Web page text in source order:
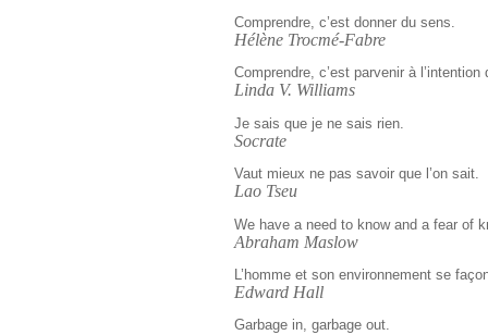
Comprendre, c’est donner du sens.
Hélène Trocmé-Fabre
Comprendre, c’est parvenir à
Linda V. Williams
Je sais que je ne sais rien.
Socrate
Vaut mieux ne pas savoir que l’on sait.
Lao Tseu
We have a need to know and a fear of
Abraham Maslow
L’homme et son environnement se
Edward Hall
Garbage in, garbage out.